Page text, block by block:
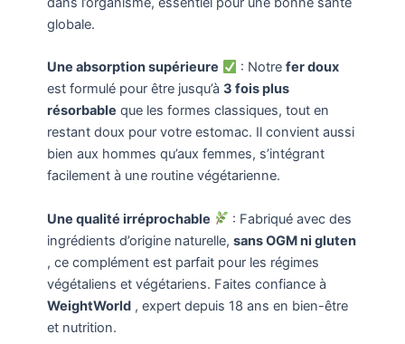
globale.
Une absorption supérieure : Notrefer doux
est formulé pour être jusqu’à 3 fois plus
résorbable que les formes classiques, tout en
restant doux pour votre estomac. Il convient aussi
bien aux hommes qu’aux femmes, s’intégrant
facilement à une routine végétarienne.
Une qualité irréprochable
: Fabriqué avec des
ingrédients d’origine naturelle, sans OGM ni gluten
, ce complément est parfait pour les régimes
végétaliens et végétariens. Faites confiance à
WeightWorld, expert depuis 18 ans en bien-être
et nutrition.